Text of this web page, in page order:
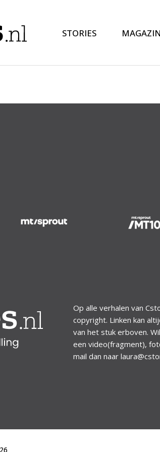
STORIES
Op alle verhalen van
copyright. Linken kan
van het stuk erboven.
een video(fragment),
mail dan naar